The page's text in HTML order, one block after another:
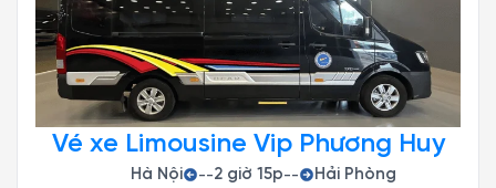
Vé xe Limousine Vip Phương Huy
Hà Nội --2 giờ 15p-- Hải Phòng